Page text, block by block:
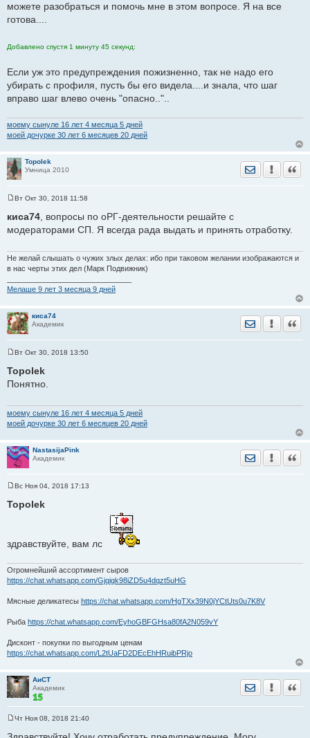
можете разобраться и помочь мне в этом вопросе. Я на все
готова....
Добавлено спустя 1 минуту 45 секунд:
Если уж это предупреждения пожизненно, так не надо его
убирать с профиля, пусть бы его видела....и знала, что шаг
вправо шаг влево очень "опасно.."..
моему сынуле 16 лет 4 месяца 5 дней
моей дочурке 30 лет 6 месяцев 20 дней
Topolek
Умница 2010
Отправить
о
б
щ
н
и
е
Вт Окт 30, 2018 11:58
киса74 , вопросы по оРГ-деятельности решайте с
модераторами СП. Я всегда рада выдать и принять отработку.
Не желай слышать о чужих злых делах: ибо при таковом желании изображаются и
в нас черты этих дел (Марк Подвижник)
Мелаше 9 лет 3 месяца 9 дней
киса74
Академик
Отправить
о
б
н
и
е
Вт Окт 30, 2018 13:50
Topolek
Понятно.
моему сынуле 16 лет 4 месяца 5 дней
моей дочурке 30 лет 6 месяцев 20 дней
NastasijaPink
Академик
Отправить
о
н
и
Вс Ноя 04, 2018 17:13
Topolek
здравствуйте, вам лс
Огромнейший ассортимент сыров
https://chat.whatsapp.com/Gjqigk98iZD5u4dqzt5uHG
Мясные деликатесы https://chat.whatsapp.com/HgTXx39N0jYCtUts0u7K8V
Рыба https://chat.whatsapp.com/EyhoGBFGHsa80fA2N059vY
Дисконт - покупки по выгодным ценам
https://chat.whatsapp.com/L2tUaFD2DEcEhHRuibPRjo
АиСТ
Академик
Отправить
Чт Ноя 08, 2018 21:40